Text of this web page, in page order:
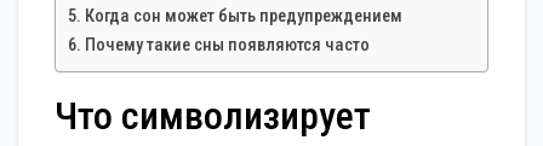
Когда сон может быть предупреждением
Почему такие сны появляются часто
Что символизирует